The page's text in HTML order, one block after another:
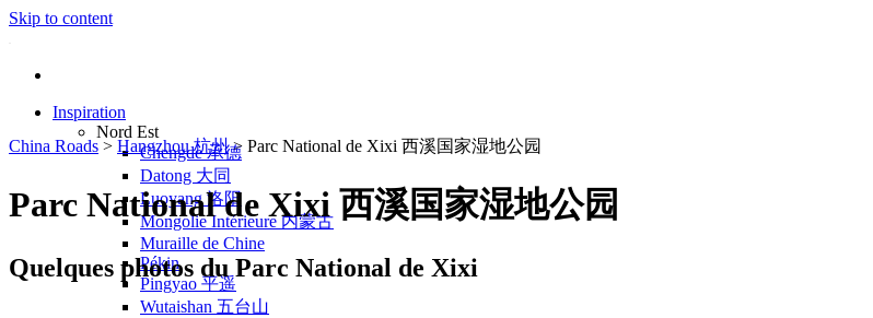
Skip to content
Inspiration
Nord Est
Chengde 承德
Datong 大同
Luoyang 洛阳
Mongolie Intérieure 内蒙古
Muraille de Chine
Pékin
Pingyao 平遥
Wutaishan 五台山
China Roads > Hangzhou 杭州 > Parc National de Xixi 西溪国家湿地公园
Parc National de Xixi 西溪国家湿地公园
Quelques photos du Parc National de Xixi